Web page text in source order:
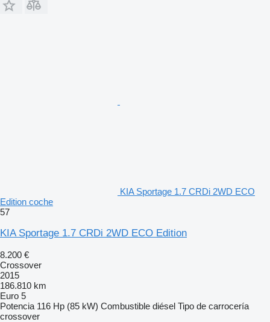
KIA Sportage 1.7 CRDi 2WD ECO
Edition coche
57
KIA Sportage 1.7 CRDi 2WD ECO Edition
8.200 €
Crossover
2015
186.810 km
Euro 5
Potencia 116 Hp (85 kW) Combustible diésel Tipo de carrocería
crossover